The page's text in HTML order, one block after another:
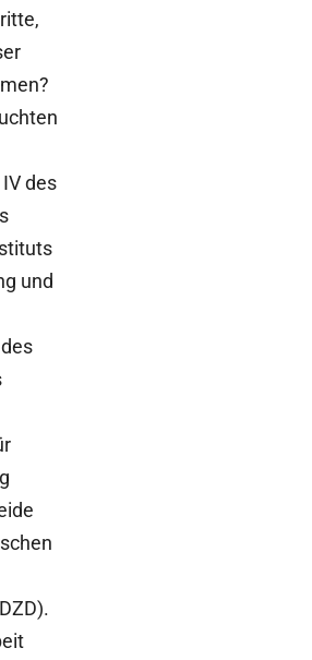
des
und